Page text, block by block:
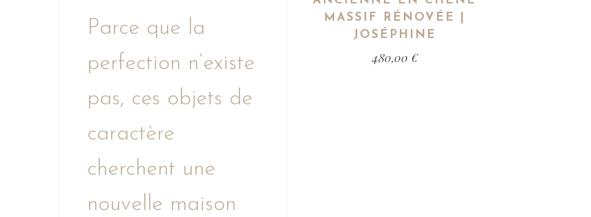
MASSIF RÉNOVÉE |
JOSÉPHINE
480,00 €
Parce que la
perfection n’existe
pas, ces objets de
caractère
cherchent une
nouvelle maison